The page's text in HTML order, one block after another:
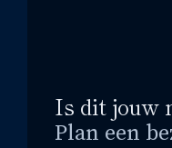
Is dit jouw
Plan een